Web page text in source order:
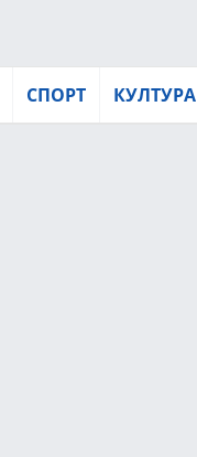
СПОРТ КУЛТУРА